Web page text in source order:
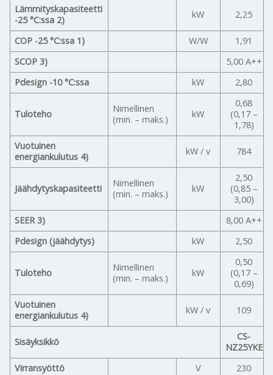
Lämmityskapasiteetti
-25 °C:ssa 2)
kW 2,25
COP -25 °C:ssa 1) W/W
1,91
SCOP 3)
5,00 A++
Pdesign -10 °C:ssa
kW 2,80
Tuloteho
Nimellinen
(min. – maks.)
kW
0,68
(0,17 –
1,78)
Vuotuinen
energiankulutus 4)
kW / v 784
Jäähdytyskapasiteetti
Nimellinen
(min. – maks.)
kW
2,50
(0,85 –
3,00)
SEER 3)
8,00 A++
Pdesign (jäähdytys)
kW 2,50
Tuloteho
Nimellinen
(min. – maks.)
kW
0,50
(0,17 –
0,69)
Vuotuinen
energiankulutus 4)
kW / v 109
Sisäyksikkö
CS-
NZ25YKE
Virransyöttö
V 230